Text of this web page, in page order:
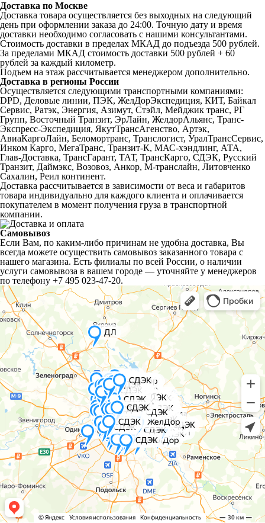
Доставка по Москве
Доставка товара осуществляется без выходных на следующий
день при оформлении заказа до 24:00. Точную дату и время
доставки необходимо согласовать с нашими консультантами.
Стоимость доставки в пределах МКАД до подъезда 500 рублей.
За пределами МКАД стоимость доставки 500 рублей + 60
рублей за каждый километр.
Подъем на этаж рассчитывается менеджером дополнительно.
Доставка в регионы России
Осуществляется следующими транспортными компаниями:
DPD, Деловые линии, ПЭК, ЖелДорЭкспедиция, КИТ, Байкал
Сервис, Ратэк, Энергия, Азимут, Стэйл, Мейджик транс, РГ
Групп, Восточный Транзит, ЭрЛайн, ЖелдорАльянс, Транс-
Экспресс-Экспедиция, ЯкутТрансАгенство, Артэк,
АвиаКаргоЛайн, Беломортранс, Транслогист, УралТрансСервис,
Инком Карго, МегаТранс, Транзит-К, МАС-хэндлинг, АТА,
Глав-Доставка, ТрансГарант, ТАТ, ТрансКарго, СДЭК, Русский
Транзит, Даймэкс, Возовоз, Анкор, М-транслайн, Литовченко
Сахалин, Реил континент.
Доставка рассчитывается в зависимости от веса и габаритов
товара индивидуально для каждого клиента и оплачивается
покупателем в момент получения груза в транспортной
компании.
Самовывоз
Если Вам, по каким-либо причинам не удобна доставка, Вы
всегда можете осуществить самовывоз заказанного товара с
нашего магазина. Есть филиалы по всей России, о наличии
услуги самовывоза в вашем городе — уточняйте у менеджеров
по телефону +7 495 023-47-20.